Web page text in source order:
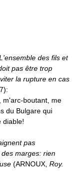
des fils et
pas être trop
la rupture en cas
m'arc-boutant, me
du Bulgare qui
diable!
pas
marges: rien
(ARNOUX, Roy.